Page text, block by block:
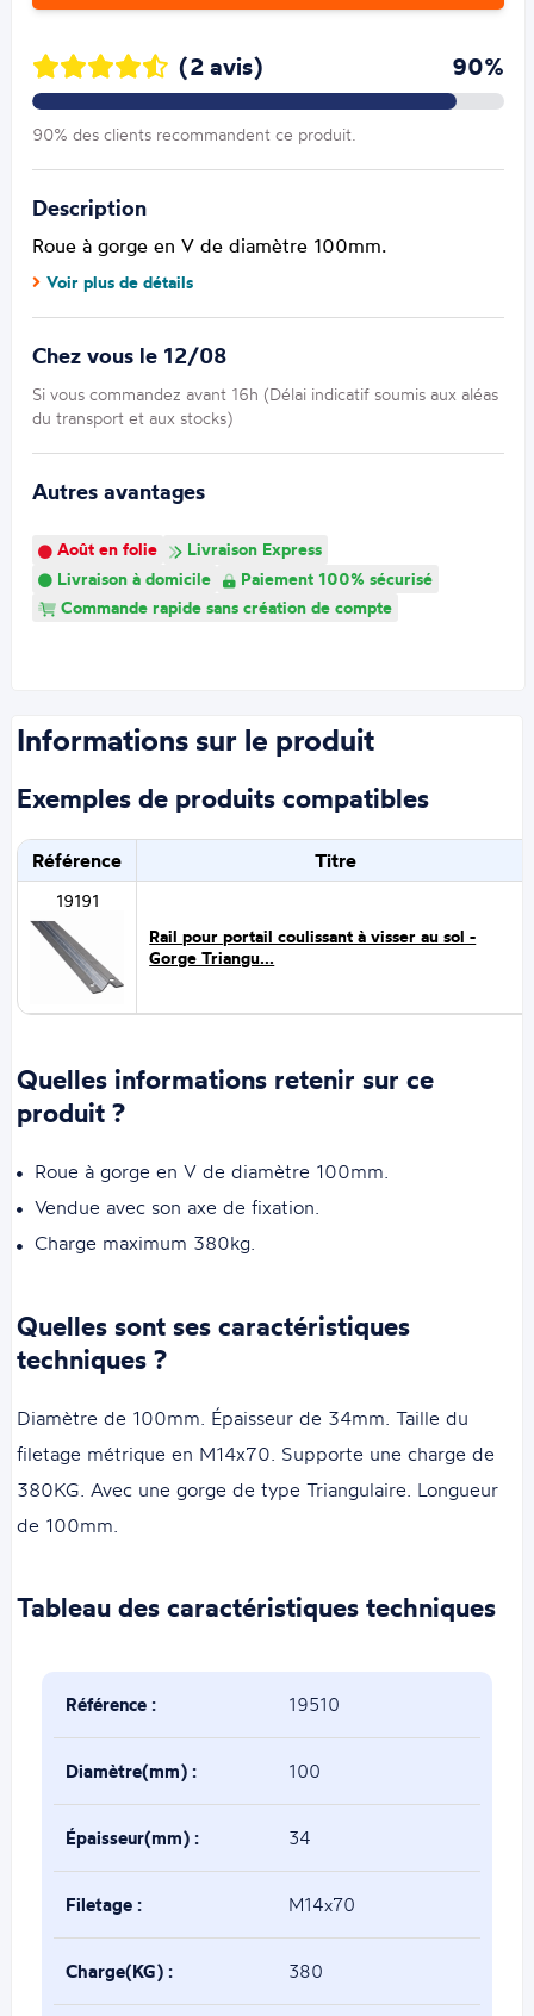
(2 avis) 90%
90% des clients recommandent ce produit.
Description
Roue à gorge en V de diamètre 100mm.
Voir plus de détails
Chez vous le 12/08
Si vous commandez avant 16h (Délai indicatif soumis aux aléas
du transport et aux stocks)
Autres avantages
Août en folie
Livraison Express
Livraison à domicile
Paiement 100% sécurisé
Commande rapide sans création de compte
Informations sur le produit
Exemples de produits compatibles
Référence Titre
19191
Rail pour portail coulissant à visser au sol -
Gorge Triangu...
Quelles informations retenir sur ce
produit ?
Roue à gorge en V de diamètre 100mm.
Vendue avec son axe de fixation.
Charge maximum 380kg.
Quelles sont ses caractéristiques
techniques ?
Diamètre de 100mm. Épaisseur de 34mm. Taille du
filetage métrique en M14x70. Supporte une charge de
380KG. Avec une gorge de type Triangulaire. Longueur
de 100mm.
Tableau des caractéristiques techniques
Référence : 19510
Diamètre(mm) : 100
Épaisseur(mm) : 34
Filetage : M14x70
Charge(KG) : 380